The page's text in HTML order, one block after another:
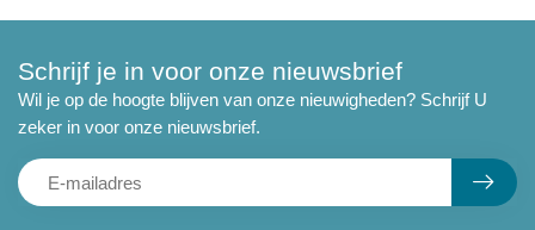
Schrijf je in voor onze nieuwsbrief
Wil je op de hoogte blijven van onze nieuwigheden? Schrijf U
zeker in voor onze nieuwsbrief.